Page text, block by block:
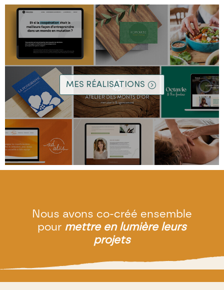
MES RÉALISATIONS
Nous avons co-créé ensemble
pour mettre en lumière leurs
projets